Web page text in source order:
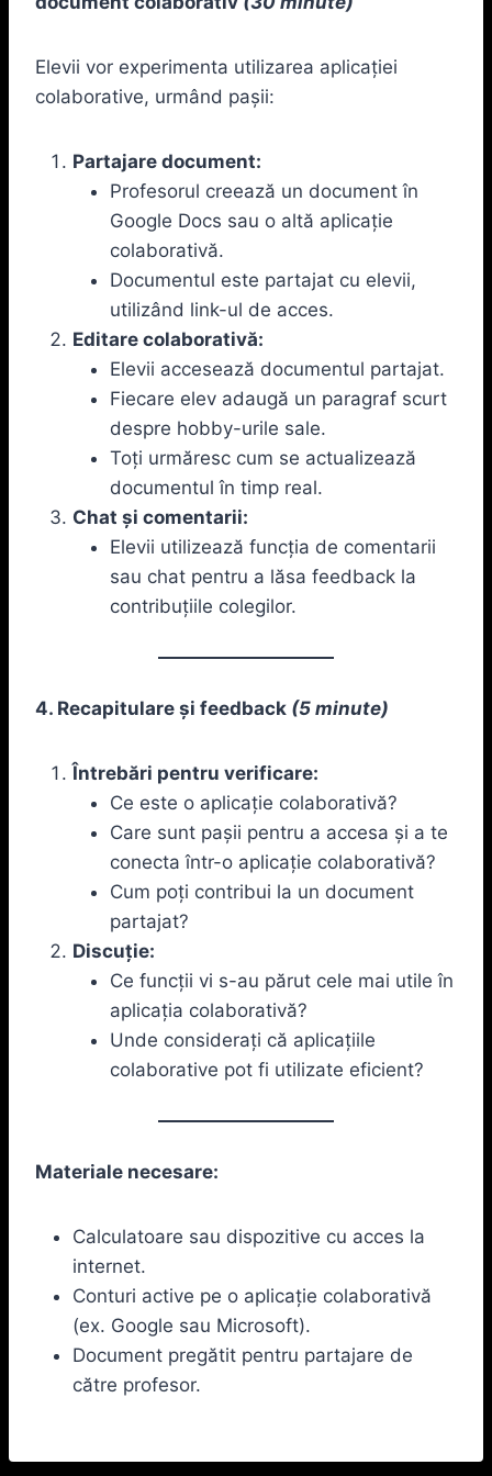
Elevii vor experimenta utilizarea aplicației
colaborative, urmând pașii:
Partajare document:
Profesorul creează un document în
Google Docs sau o altă aplicație
colaborativă.
Documentul este partajat cu elevii,
utilizând link-ul de acces.
Editare colaborativă:
Elevii accesează documentul partajat.
Fiecare elev adaugă un paragraf scurt
despre hobby-urile sale.
Toți urmăresc cum se actualizează
documentul în timp real.
Chat și comentarii:
Elevii utilizează funcția de comentarii
sau chat pentru a lăsa feedback la
contribuțiile colegilor.
4. Recapitulare și feedback (5 minute)
Întrebări pentru verificare:
Ce este o aplicație colaborativă?
Care sunt pașii pentru a accesa și a te
conecta într-o aplicație colaborativă?
Cum poți contribui la un document
partajat?
Discuție:
Ce funcții vi s-au părut cele mai utile în
aplicația colaborativă?
Unde considerați că aplicațiile
colaborative pot fi utilizate eficient?
Materiale necesare:
Calculatoare sau dispozitive cu acces la
internet.
Conturi active pe o aplicație colaborativă
(ex. Google sau Microsoft).
Document pregătit pentru partajare de
către profesor.